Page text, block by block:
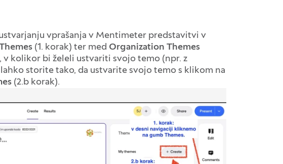
vprašanja v Mentimeter predstavitvi v
(1. korak) ter med Organization Themes
v kolikor bi želeli ustvariti svojo temo (npr. z
storite tako, da ustvarite svojo temo s klikom na
(2.b korak).